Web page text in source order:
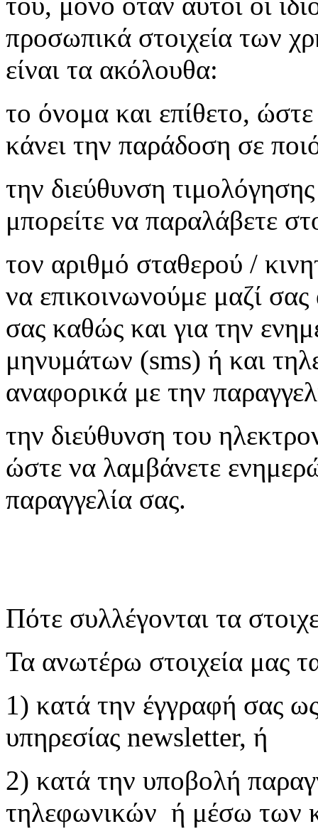
προσωπικά στοιχεία των
είναι τα ακόλουθα:
το όνομα και επίθετο,
κάνει την παράδοση σε
την διεύθυνση
μπορείτε να παραλάβετε
τον αριθμό σταθερού /
να επικοινωνούμε μαζί
σας καθώς και για την
μηνυμάτων (sms) ή και
αναφορικά με την
την διεύθυνση του
ώστε να λαμβάνετε
παραγγελία σας.
Πότε συλλέγονται τα
Τα ανωτέρω στοιχεία μας
1) κατά την έγγραφή σας
υπηρεσίας newsletter, ή
2) κατά την υποβολή
τηλεφωνικών ή μέσω των